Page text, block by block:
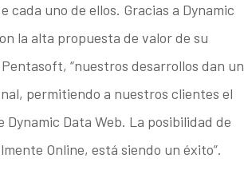
cada uno de ellos. Gracias a Dynamic
la alta propuesta de valor de su
“nuestros desarrollos dan un
permitiendo a nuestros clientes el
Data Web. La posibilidad de
Online, está siendo un éxito”.